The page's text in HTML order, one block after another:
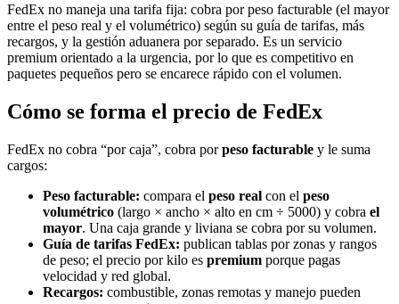
FedEx no maneja una tarifa fija: cobra por peso facturable (el mayor
entre el peso real y el volumétrico) según su guía de tarifas, más
recargos, y la gestión aduanera por separado. Es un servicio
premium orientado a la urgencia, por lo que es competitivo en
paquetes pequeños pero se encarece rápido con el volumen.
Cómo se forma el precio de FedEx
FedEx no cobra “por caja”, cobra porpeso facturable y le suma
cargos:
Peso facturable: compara el peso real con el peso
volumétrico (largo × ancho × alto en cm ÷ 5000) y cobra el
mayor. Una caja grande y liviana se cobra por su volumen.
Guía de tarifas FedEx: publican tablas por zonas y rangos
de peso; el precio por kilo es premium porque pagas
velocidad y red global.
Recargos: combustible, zonas remotas y manejo pueden